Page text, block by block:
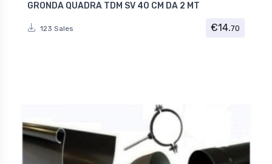
GRONDA QUADRA TDM SV 40 CM DA 2 MT
123 Sales €14.70